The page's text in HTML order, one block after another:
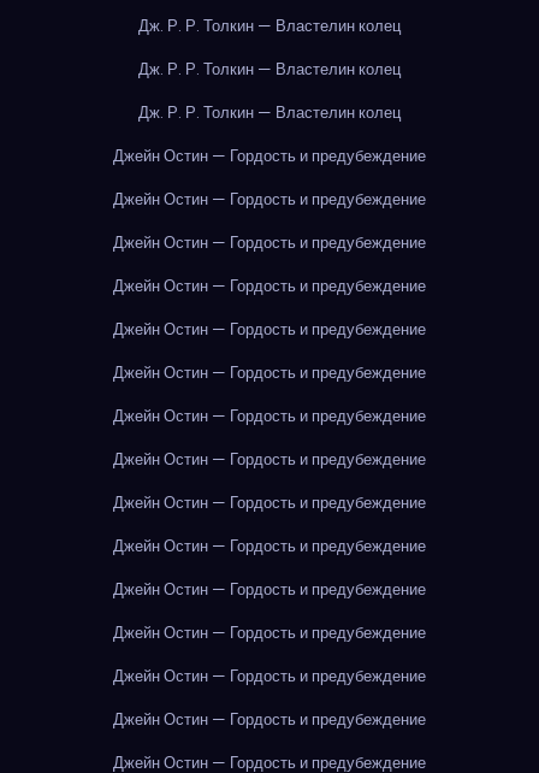
Дж. Р. Р. Толкин — Властелин колец
Дж. Р. Р. Толкин — Властелин колец
Дж. Р. Р. Толкин — Властелин колец
Джейн Остин — Гордость и предубеждение
Джейн Остин — Гордость и предубеждение
Джейн Остин — Гордость и предубеждение
Джейн Остин — Гордость и предубеждение
Джейн Остин — Гордость и предубеждение
Джейн Остин — Гордость и предубеждение
Джейн Остин — Гордость и предубеждение
Джейн Остин — Гордость и предубеждение
Джейн Остин — Гордость и предубеждение
Джейн Остин — Гордость и предубеждение
Джейн Остин — Гордость и предубеждение
Джейн Остин — Гордость и предубеждение
Джейн Остин — Гордость и предубеждение
Джейн Остин — Гордость и предубеждение
Джейн Остин — Гордость и предубеждение